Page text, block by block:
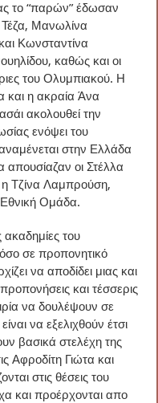
το “παρών” έδωσαν
Τέζα, Μανωλίνα
Κωνσταντίνα
καθώς και οι
του Ολυμπιακού. Η
και η ακραία Άνα
ακολουθεί την
ενόψει του
στην Ελλάδα
απουσίαζαν οι Στέλλα
η Τζίνα Λαμπρούση,
Ομάδα.
ακαδημίες του
σε προπονητικό
να αποδίδει μιας και
και τέσσερις
να δουλέψουν σε
να εξελιχθούν έτσι
βασικά στελέχη της
Αφροδίτη Γιώτα και
στις θέσεις του
και προέρχονται απο